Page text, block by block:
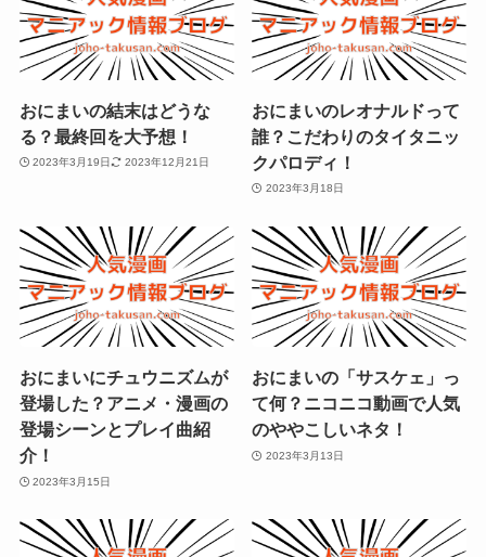
おにまいの結末はどうな
る？最終回を大予想！
2023年3月19日 2023年12月21日
おにまいのレオナルドって
誰？こだわりのタイタニッ
クパロディ！
2023年3月18日
おにまいにチュウニズムが
登場した？アニメ・漫画の
登場シーンとプレイ曲紹
介！
2023年3月15日
おにまいの「サスケェ」っ
て何？ニコニコ動画で人気
のややこしいネタ！
2023年3月13日